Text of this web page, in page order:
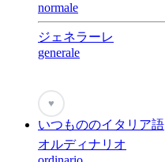
normale
ジェネラーレ
generale
♥
いつもののイタリア語
オルディナリオ